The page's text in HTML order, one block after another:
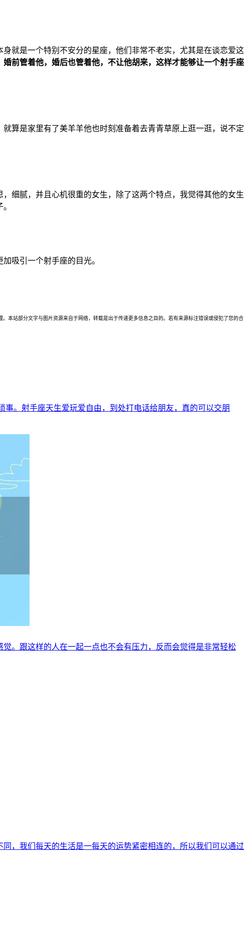
就是一个特别不安分的星座，他们非常不老实，尤其是在谈恋爱这
前管着他，婚后也管着他，不让他胡来，这样才能够让一个射手座
算是家里有了美羊羊他也时刻准备着去青青草原上逛一逛，说不定
细腻，并且心机很重的女生，除了这两个特点，我觉得其他的女生
吸引一个射手座的目光。
本站部分文字与图片资源来自于网络，转载是出于传递更多信息之目的。若有来源标注错误或侵犯了您的合
。射手座天生爱玩爱自由，到处打电话给朋友，真的可以交朋
。跟这样的人在一起一点也不会有压力，反而会觉得是非常轻松
，我们每天的生活是一每天的运势紧密相连的，所以我们可以通过